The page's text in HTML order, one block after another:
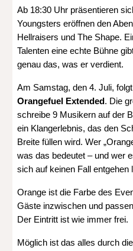
Ab 18:30 Uhr präsentieren
Youngsters eröffnen den
Hellraisers und The Shape.
Talenten eine echte Bühne
genau das, was er verdient.
Am Samstag, den 4. Juli,
Orangefuel Extended . Die
schreibe 9 Musikern auf der
ein Klangerlebnis, das den
Breite füllen wird. Wer
was das bedeutet – und wer
sich auf keinen Fall entgehen
Orange ist die Farbe des
Gäste inzwischen und
Der Eintritt ist wie immer frei.
Möglich ist das alles durch